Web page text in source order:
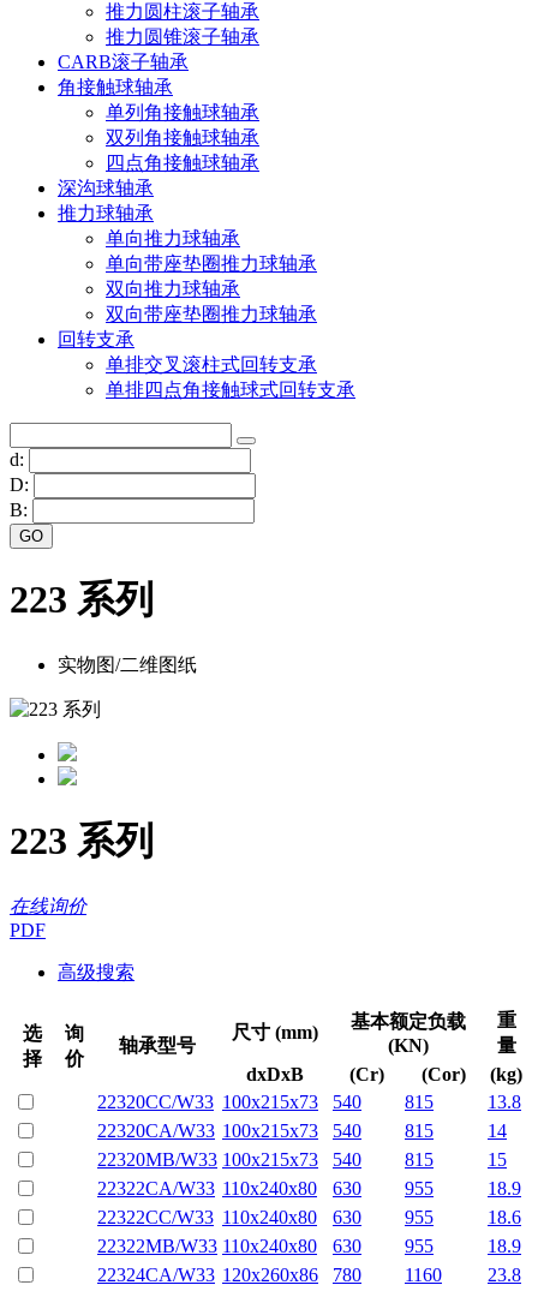
推力圆柱滚子轴承
推力圆锥滚子轴承
CARB滚子轴承
角接触球轴承
单列角接触球轴承
双列角接触球轴承
四点角接触球轴承
深沟球轴承
推力球轴承
单向推力球轴承
单向带座垫圈推力球轴承
双向推力球轴承
双向带座垫圈推力球轴承
回转支承
单排交叉滚柱式回转支承
单排四点角接触球式回转支承
d:
D:
B:
223 系列
实物图/二维图纸
223 系列
在线询价
PDF
高级搜索
选
择
询
价
轴承型号
尺寸 (mm)
基本额定负载
(KN)
重
量
dxDxB
(Cr) (Cor)
(kg)
22320CC/W33 100x215x73 540 815
13.8
22320CA/W33 100x215x73 540 815
14
22320MB/W33 100x215x73 540 815
15
22322CA/W33 110x240x80 630 955
18.9
22322CC/W33 110x240x80 630 955
18.6
22322MB/W33 110x240x80 630 955
18.9
22324CA/W33 120x260x86 780 1160
23.8